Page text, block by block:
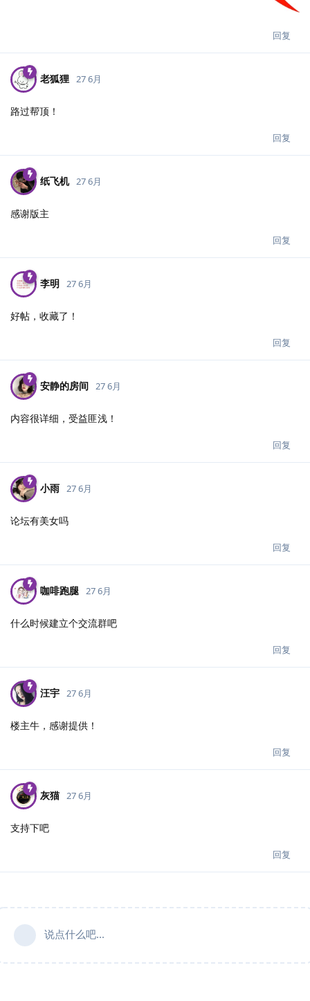
回复
老狐狸 27 6月
路过帮顶！
回复
纸飞机 27 6月
感谢版主
回复
李明 27 6月
好帖，收藏了！
回复
安静的房间 27 6月
内容很详细，受益匪浅！
回复
小雨 27 6月
论坛有美女吗
回复
咖啡跑腿 27 6月
什么时候建立个交流群吧
回复
汪宇 27 6月
楼主牛，感谢提供！
回复
灰猫 27 6月
支持下吧
回复
说点什么吧...